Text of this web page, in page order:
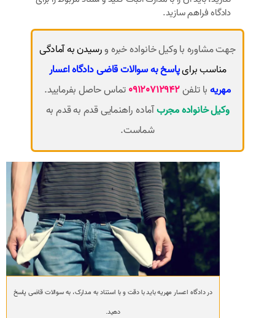
دادگاه فراهم سازید.
جهت مشاوره با وکیل خانواده خبره ورسیدن به آمادگی
مناسب برایپاسخ به سوالات قاضی دادگاه اعسار
مهریهبا تلفن09120712942تماس حاصل بفرمایید.
وکیل خانواده مجربآماده راهنمایی قدم به قدم به
شماست.
در دادگاه اعسار مهریه باید با دقت و با استناد به مدارک، به سوالات قاضی پاسخ
دهید.